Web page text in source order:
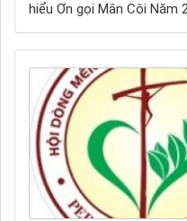
hiểu Ơn gọi Mân Côi Năm